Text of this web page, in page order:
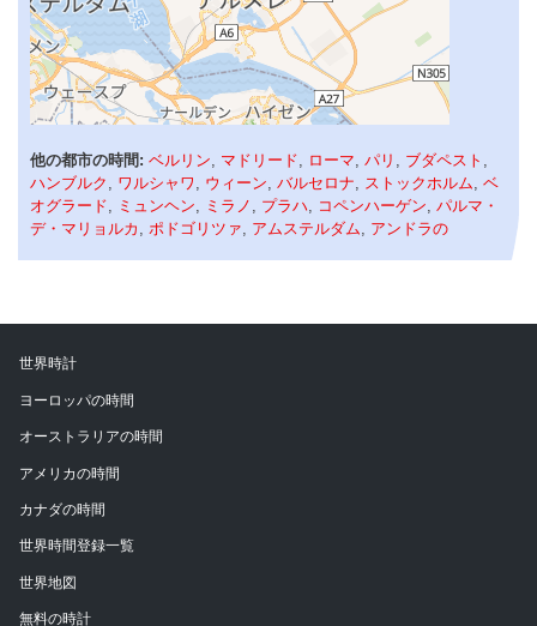
他の都市の時間: ベルリン マドリード ローマ パリ ブダペスト
ハンブルク
ワルシャワ ウィーン バルセロナ ストックホルム ベ
オグラード
ミュンヘン ミラノ プラハ コペンハーゲン パルマ・
デ・マリョルカ
ポドゴリツァ アムステルダム アンドラの
世界時計
ヨーロッパの時間
オーストラリアの時間
アメリカの時間
カナダの時間
世界時間登録一覧
世界地図
無料の時計